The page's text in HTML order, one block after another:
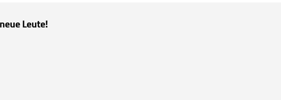
Leute!